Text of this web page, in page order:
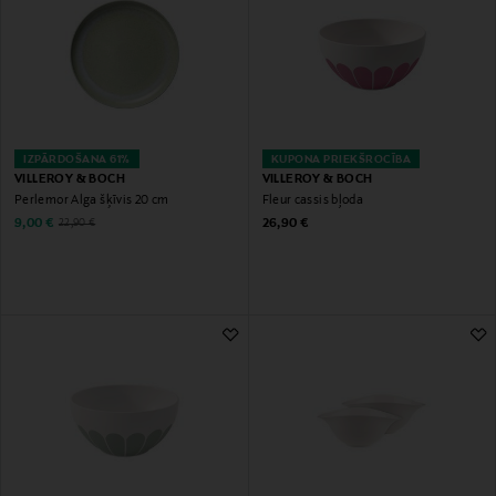
IZPĀRDOŠANA 61%
VILLEROY & BOCH
Perlemor Alga šķīvis 20 cm
Discounted Price
9,00 € Original Price
22,90 €
KUPONA PRIEKŠROCĪBA
VILLEROY & BOCH
Fleur cassis bļoda
Original Price
26,90 €